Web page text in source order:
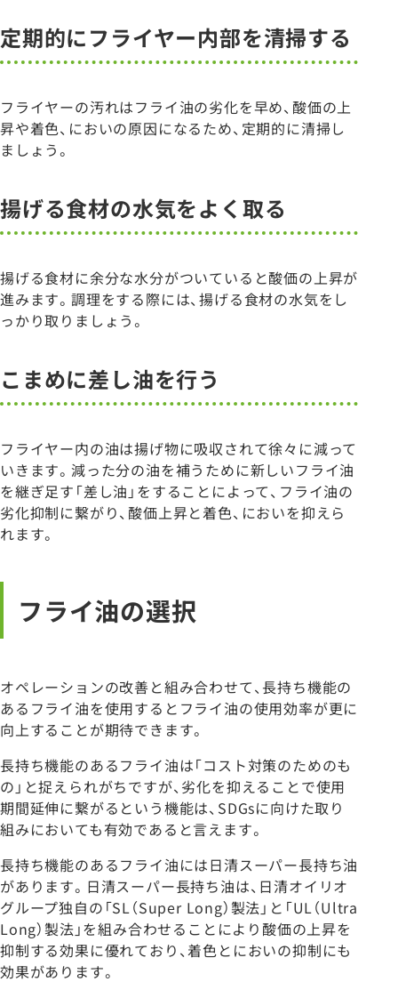
定期的にフライヤー内部を清掃する
フライヤーの汚れはフライ油の劣化を早め、酸価の上
昇や着色、においの原因になるため、定期的に清掃し
ましょう。
揚げる食材の水気をよく取る
揚げる食材に余分な水分がついていると酸価の上昇が
進みます。調理をする際には、揚げる食材の水気をし
っかり取りましょう。
こまめに差し油を行う
フライヤー内の油は揚げ物に吸収されて徐々に減って
いきます。減った分の油を補うために新しいフライ油
を継ぎ足す「差し油」をすることによって、フライ油の
劣化抑制に繋がり、酸価上昇と着色、においを抑えら
れます。
フライ油の選択
オペレーションの改善と組み合わせて、長持ち機能の
あるフライ油を使用するとフライ油の使用効率が更に
向上することが期待できます。
長持ち機能のあるフライ油は「コスト対策のためのも
の」と捉えられがちですが、劣化を抑えることで使用
期間延伸に繋がるという機能は、SDGsに向けた取り
組みにおいても有効であると言えます。
長持ち機能のあるフライ油には日清スーパー長持ち油
があります。日清スーパー長持ち油は、日清オイリオ
グループ独自の「SL（Super Long）製法」と「UL（Ultra
Long）製法」を組み合わせることにより酸価の上昇を
抑制する効果に優れており、着色とにおいの抑制にも
効果があります。